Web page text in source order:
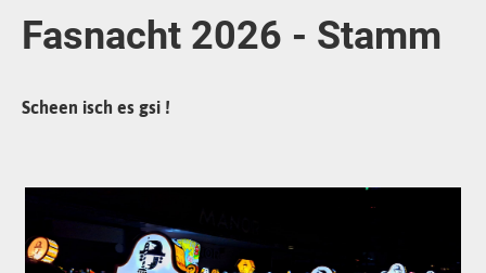
Fasnacht 2026 - Stamm
Scheen isch es gsi !